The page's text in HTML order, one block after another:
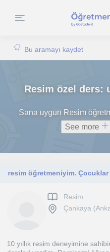
Bu aramayı kaydet
Resim özel ders:
Sana uygun Resim
See more
Resim
Çankaya
10 yıllık resim deneyimine